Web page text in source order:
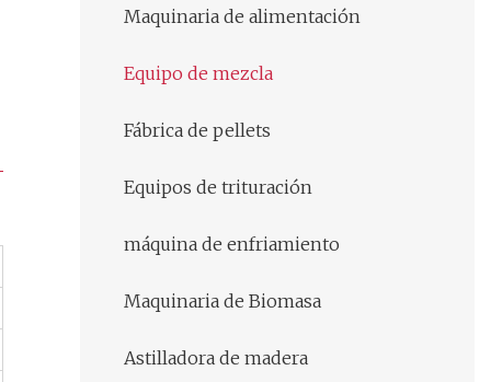
Maquinaria de alimentación
Equipo de mezcla
Fábrica de pellets
Equipos de trituración
máquina de enfriamiento
Maquinaria de Biomasa
Astilladora de madera